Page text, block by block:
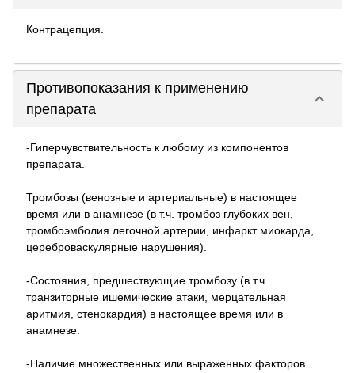
Контрацепция.
Противопоказания к применению
препарата
keyboard_arrow_down
-Гиперчувствительность к любому из компонентов
препарата.
Тромбозы (венозные и артериальные) в настоящее
время или в анамнезе (в т.ч. тромбоз глубоких вен,
тромбоэмболия легочной артерии, инфаркт миокарда,
цереброваскулярные нарушения).
-Состояния, предшествующие тромбозу (в т.ч.
транзиторные ишемические атаки, мерцательная
аритмия, стенокардия) в настоящее время или в
анамнезе.
-Наличие множественных или выраженных факторов